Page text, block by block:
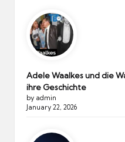
Adele Waalkes und die
ihre Geschichte
by admin
January 22, 2026